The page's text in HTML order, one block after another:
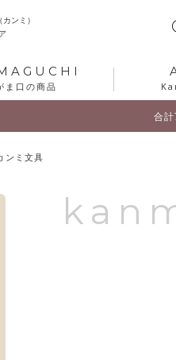
ンミ）
ま口の商品
合
ンミ文具